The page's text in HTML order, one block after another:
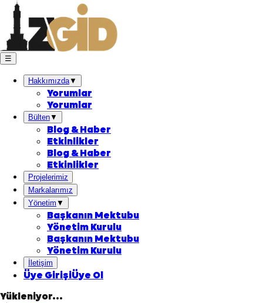
☰
Hakkımızda▼
Yorumlar
Yorumlar
Bülten▼
Blog & Haber
Etkinlikler
Blog & Haber
Etkinlikler
Projelerimiz
Markalarımız
Yönetim ▼
Başkanın Mektubu
Yönetim Kurulu
Başkanın Mektubu
Yönetim Kurulu
İletişim
Üye GirişiÜye Ol
Yükleniyor...